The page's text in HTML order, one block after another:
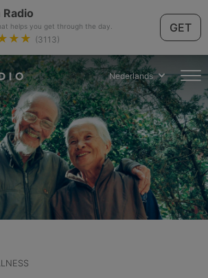
Radio
helps you get through the day.
(3113)
GET
Nederlands